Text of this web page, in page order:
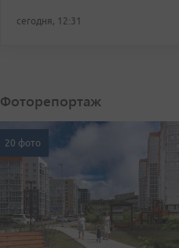
сегодня, 12:31
Фоторепортаж
20 фото